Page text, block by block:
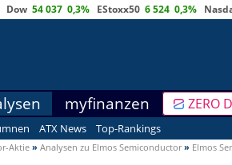
Dow 54 037 0,3% EStoxx50 6 524 0,3%
myfinanzen ZERO
ATX News Top-Rankings
Aktie » Analysen zu Elmos Semiconductor » Elmos